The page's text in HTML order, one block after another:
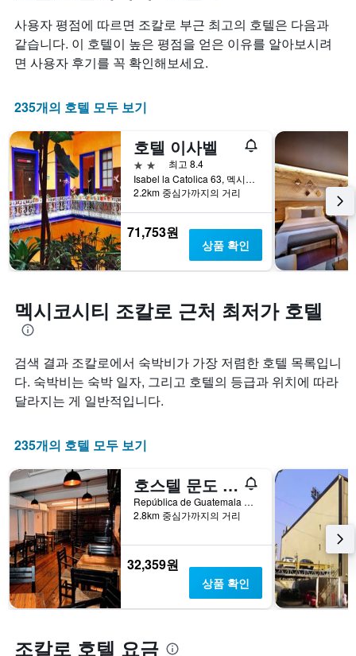
사용자 평점에 따르면 조칼로 부근 최고의 호텔은 다음과
같습니다. 이 호텔이 높은 평점을 얻은 이유를 알아보시려
면 사용자 후기를 꼭 확인해보세요.
235개의 호텔 모두 보기
호텔 이사벨
2성급
최고 8.4
Isabel la Catolica 63, 멕시코시티, 디스트리토 페데랄, 멕시코
2.2km 중심가까지의 거리
71,753원
상품 확인
멕시코시티 조칼로 근처 최저가 호텔
검색 결과 조칼로에서 숙박비가 가장 저렴한 호텔 목록입니
다. 숙박비는 숙박 일자, 그리고 호텔의 등급과 위치에 따라
달라지는 게 일반적입니다.
235개의 호텔 모두 보기
호스텔 문도 호벤 카테드랄
República de Guatemala No 4 Colonia Centro, 멕시코시티, 디스트리토 페데랄, 멕시코
2.8km 중심가까지의 거리
32,359원
상품 확인
조칼로 호텔 요금